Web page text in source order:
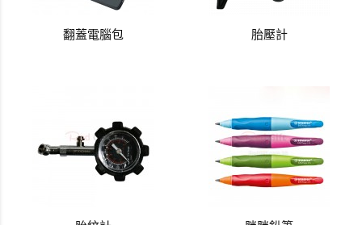
翻蓋電腦包 胎壓計